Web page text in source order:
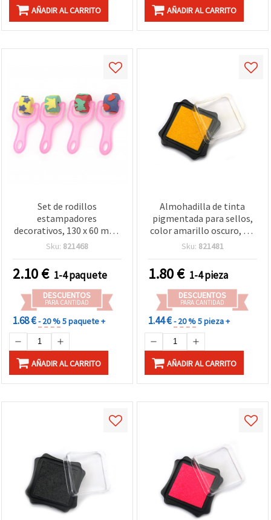
AÑADIR AL CARRITO AÑADIR AL CARRITO
Set de rodillos
estampadores
decorativos, 130 x 60 mm,
Corazón, Estrella,
para manualidades y
scrapbooking
Sku: 821468
2.10€ 1-4 paquete
DESCUENTOS
PARA CANTIDAD
1.68 €- 20 %5 paquete +
AÑADIR AL CARRITO
Almohadilla de tinta
pigmentada para sellos,
color amarillo oscuro, 6,2
x 2,1 cm
Sku: 821481
1.80€ 1-4 pieza
DESCUENTOS
PARA CANTIDAD
1.44 €- 20 %5 pieza +
AÑADIR AL CARRITO